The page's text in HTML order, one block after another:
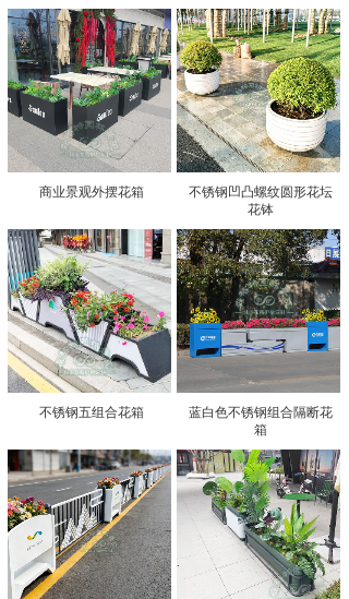
商业景观外摆花箱
不锈钢凹凸螺纹圆形花坛
花钵
不锈钢五组合花箱
蓝白色不锈钢组合隔断花
箱